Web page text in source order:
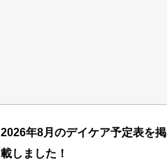
2026年8月のデイケア予定表を掲
載しました！